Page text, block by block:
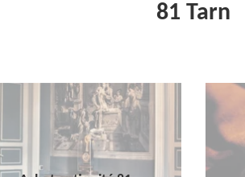
81 Tarn